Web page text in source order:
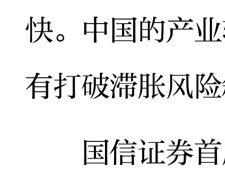
快。中国的产
有打破滞胀风
国信证券首